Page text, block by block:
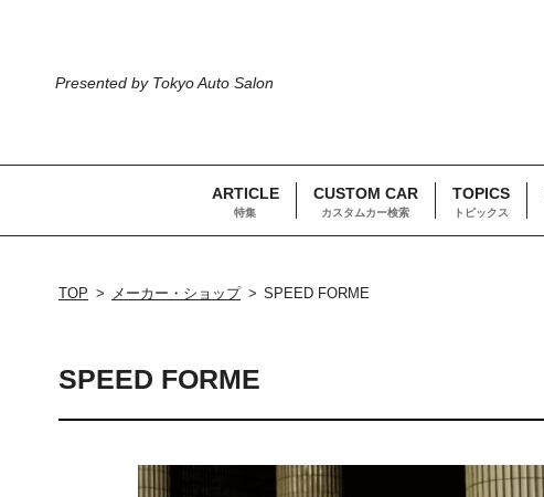
Presented by Tokyo Auto Salon
ARTICLE
特集
CUSTOM CAR
カスタムカー検索
TOPICS
トピックス
TOP メーカー・ショップ SPEED FORME
SPEED FORME